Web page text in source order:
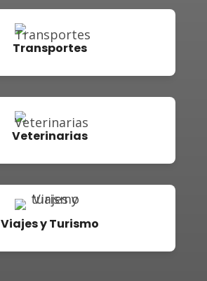
Transportes
Veterinarias
Viajes y Turismo